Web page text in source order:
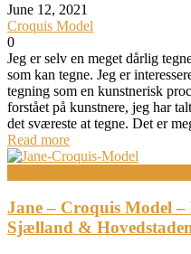
June 12, 2021
Croquis Model
0
Jeg er selv en meget dårlig
som kan tegne. Jeg er
tegning som en kunstnerisk
forstået på kunstnere, jeg har
det sværeste at tegne. Det er
Read more
Jane – Croquis Model
Sjælland &